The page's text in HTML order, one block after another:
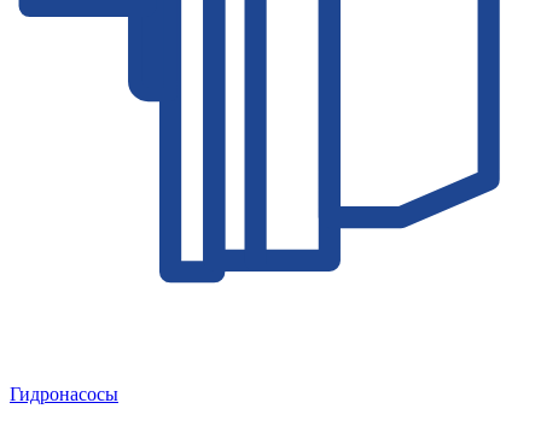
Гидронасосы